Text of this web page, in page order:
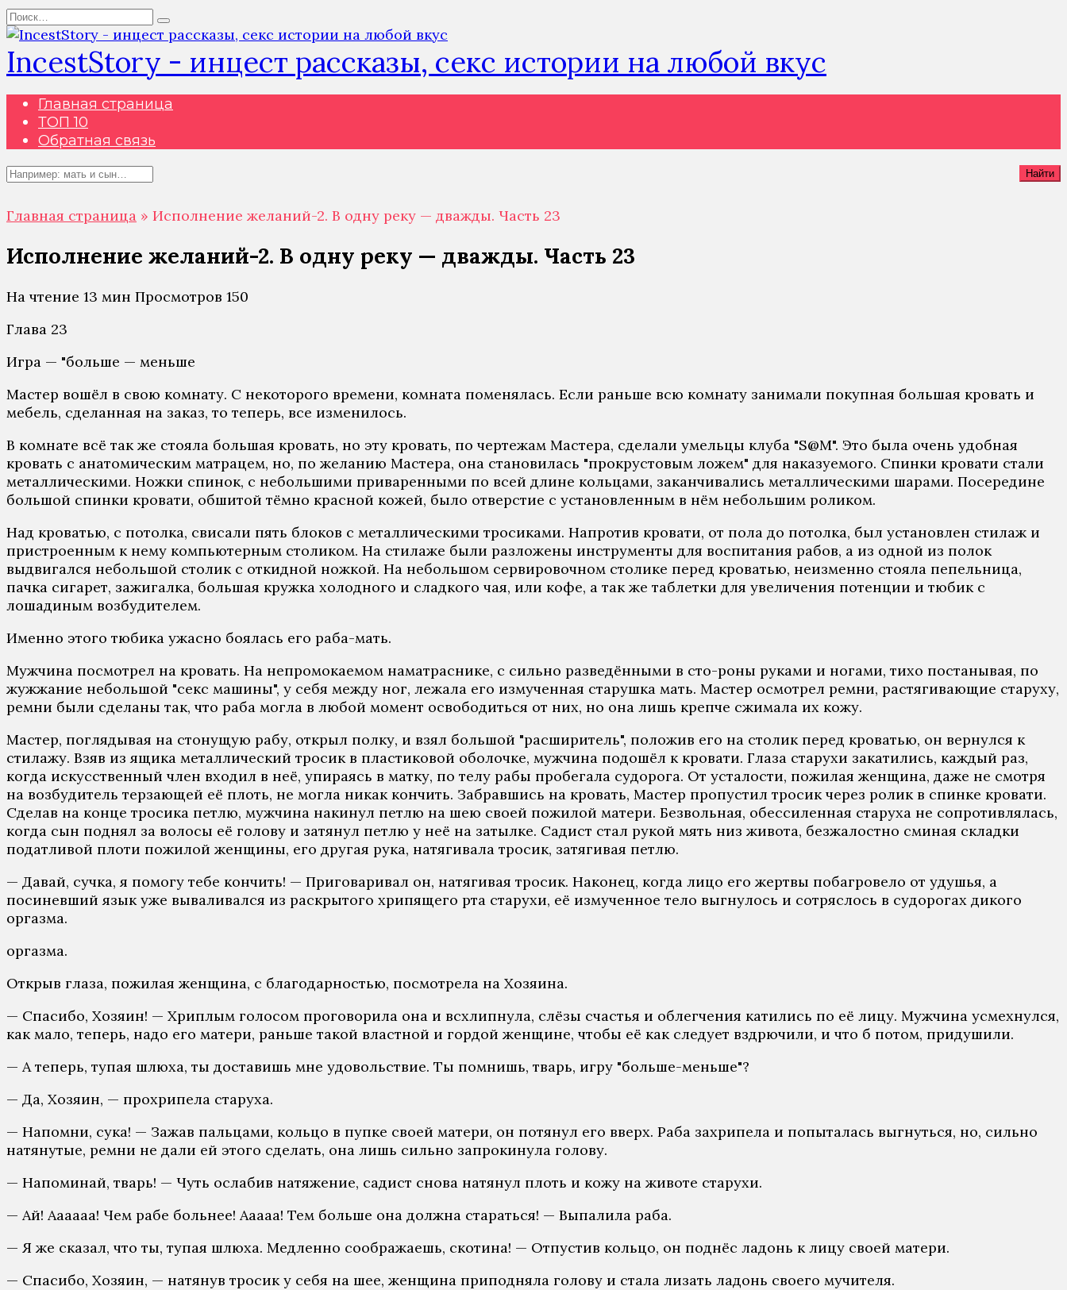
Перейти
к
содержанию
Search
for:
IncestStory - инцест рассказы, секс истории на любой вкус
Главная страница
ТОП 10
Обратная связь
Search
Найти
Главная страница » Исполнение желаний-2. В одну реку — дважды. Часть 23
Исполнение желаний-2. В одну реку — дважды. Часть 23
На чтение 13 мин Просмотров 150
Глава 23
Игра — "больше — меньше
Мастер вошёл в свою комнату. С некоторого времени, комната поменялась. Если раньше всю комнату занимали покупная большая кровать и
мебель, сделанная на заказ, то теперь, все изменилось.
В комнате всё так же стояла большая кровать, но эту кровать, по чертежам Мастера, сделали умельцы клуба "S@M". Это была очень удобная
кровать с анатомическим матрацем, но, по желанию Мастера, она становилась "прокрустовым ложем" для наказуемого. Спинки кровати стали
металлическими. Ножки спинок, с небольшими приваренными по всей длине кольцами, заканчивались металлическими шарами. Посередине
большой спинки кровати, обшитой тёмно красной кожей, было отверстие с установленным в нём небольшим роликом.
Над кроватью, с потолка, свисали пять блоков с металлическими тросиками. Напротив кровати, от пола до потолка, был установлен стилаж и
пристроенным к нему компьютерным столиком. На стилаже были разложены инструменты для воспитания рабов, а из одной из полок
выдвигался небольшой столик с откидной ножкой. На небольшом сервировочном столике перед кроватью, неизменно стояла пепельница,
пачка сигарет, зажигалка, большая кружка холодного и сладкого чая, или кофе, а так же таблетки для увеличения потенции и тюбик с
лошадиным возбудителем.
Именно этого тюбика ужасно боялась его раба-мать.
Мужчина посмотрел на кровать. На непромокаемом наматраснике, с сильно разведёнными в сто-роны руками и ногами, тихо постанывая, по
жужжание небольшой "секс машины", у себя между ног, лежала его измученная старушка мать. Мастер осмотрел ремни, растягивающие старуху,
ремни были сделаны так, что раба могла в любой момент освободиться от них, но она лишь крепче сжимала их кожу.
Мастер, поглядывая на стонущую рабу, открыл полку, и взял большой "расширитель", положив его на столик перед кроватью, он вернулся к
стилажу. Взяв из ящика металлический тросик в пластиковой оболочке, мужчина подошёл к кровати. Глаза старухи закатились, каждый раз,
когда искусственный член входил в неё, упираясь в матку, по телу рабы пробегала судорога. От усталости, пожилая женщина, даже не смотря
на возбудитель терзающей её плоть, не могла никак кончить. Забравшись на кровать, Мастер пропустил тросик через ролик в спинке кровати.
Сделав на конце тросика петлю, мужчина накинул петлю на шею своей пожилой матери. Безвольная, обессиленная старуха не сопротивлялась,
когда сын поднял за волосы её голову и затянул петлю у неё на затылке. Садист стал рукой мять низ живота, безжалостно сминая складки
податливой плоти пожилой женщины, его другая рука, натягивала тросик, затягивая петлю.
— Давай, сучка, я помогу тебе кончить! — Приговаривал он, натягивая тросик. Наконец, когда лицо его жертвы побагровело от удушья, а
посиневший язык уже вываливался из раскрытого хрипящего рта старухи, её измученное тело выгнулось и сотряслось в судорогах дикого
оргазма.
оргазма.
Открыв глаза, пожилая женщина, с благодарностью, посмотрела на Хозяина.
— Спасибо, Хозяин! — Хриплым голосом проговорила она и всхлипнула, слёзы счастья и облегчения катились по её лицу. Мужчина усмехнулся,
как мало, теперь, надо его матери, раньше такой властной и гордой женщине, чтобы её как следует вздрючили, и что б потом, придушили.
— А теперь, тупая шлюха, ты доставишь мне удовольствие. Ты помнишь, тварь, игру "больше-меньше"?
— Да, Хозяин, — прохрипела старуха.
— Напомни, сука! — Зажав пальцами, кольцо в пупке своей матери, он потянул его вверх. Раба захрипела и попыталась выгнуться, но, сильно
натянутые, ремни не дали ей этого сделать, она лишь сильно запрокинула голову.
— Напоминай, тварь! — Чуть ослабив натяжение, садист снова натянул плоть и кожу на животе старухи.
— Ай! Аааааа! Чем рабе больнее! Ааааа! Тем больше она должна стараться! — Выпалила раба.
— Я же сказал, что ты, тупая шлюха. Медленно соображаешь, скотина! — Отпустив кольцо, он поднёс ладонь к лицу своей матери.
— Спасибо, Хозяин, — натянув тросик у себя на шее, женщина приподняла голову и стала лизать ладонь своего мучителя.